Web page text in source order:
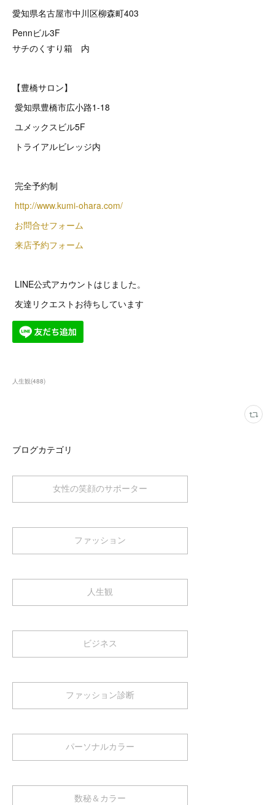
愛知県名古屋市中川区柳森町403
Pennビル3F
サチのくすり箱 内
【豊橋サロン】
愛知県豊橋市広小路1-18
ユメックスビル5F
トライアルビレッジ内
完全予約制
http://www.kumi-ohara.com/
お問合せフォーム
来店予約フォーム
LINE公式アカウントはじました。
友達リクエストお待ちしています
人生観(488)
ブログカテゴリ
女性の笑顔のサポーター
ファッション
人生観
ビジネス
ファッション診断
パーソナルカラー
数秘＆カラー